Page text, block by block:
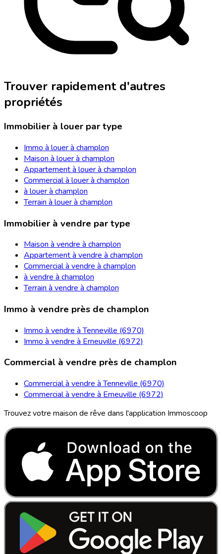
Trouver rapidement d'autres
propriétés
Immobilier à louer par type
Immo à louer à champlon
Maison à louer à champlon
Appartement à louer à champlon
Commercial à louer à champlon
à louer à champlon
Terrain à louer à champlon
Immobilier à vendre par type
Maison à vendre à champlon
Appartement à vendre à champlon
Commercial à vendre à champlon
à vendre à champlon
Terrain à vendre à champlon
Immo à vendre près de champlon
Immo à vendre à Tenneville (6970)
Immo à vendre à Erneuville (6972)
Commercial à vendre près de champlon
Commercial à vendre à Tenneville (6970)
Commercial à vendre à Erneuville (6972)
Trouvez votre maison de rêve dans l'application Immoscoop